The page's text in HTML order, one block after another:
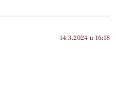
14.3.2024 u 16:18